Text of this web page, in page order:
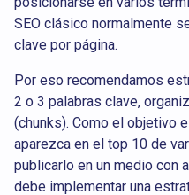
SEO clásico normalmente
clave por página.
Por eso recomendamos
2 o 3 palabras clave,
(chunks). Como el objetivo
aparezca en el top 10 de
publicarlo en un medio con
debe implementar una